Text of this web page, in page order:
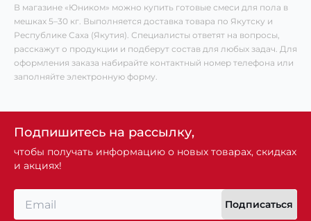
В магазине «Юником» можно купить готовые смеси для пола в
мешках 5–30 кг. Выполняется доставка товара по Якутску и
Республике Саха (Якутия). Специалисты ответят на вопросы,
расскажут о продукции и подберут состав для любых задач. Для
оформления заказа набирайте контактный номер телефона или
заполняйте электронную форму.
Подпишитесь на рассылку,
чтобы получать информацию о новых товарах, скидках
и акциях!
Подписаться